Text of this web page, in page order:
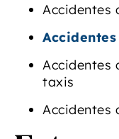
Accidentes
Accidentes
taxis
Accidentes